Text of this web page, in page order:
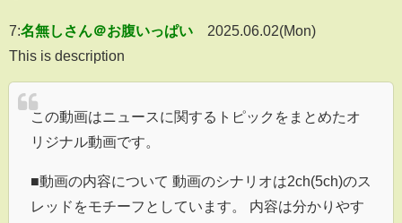
7:名無しさん＠お腹いっぱい
2025.06.02(Mon)
This is description
この動画はニュースに関するトピックをまとめたオ
リジナル動画です。
■動画の内容について 動画のシナリオは2ch(5ch)のス
レッドをモチーフとしています。 内容は分かりやす